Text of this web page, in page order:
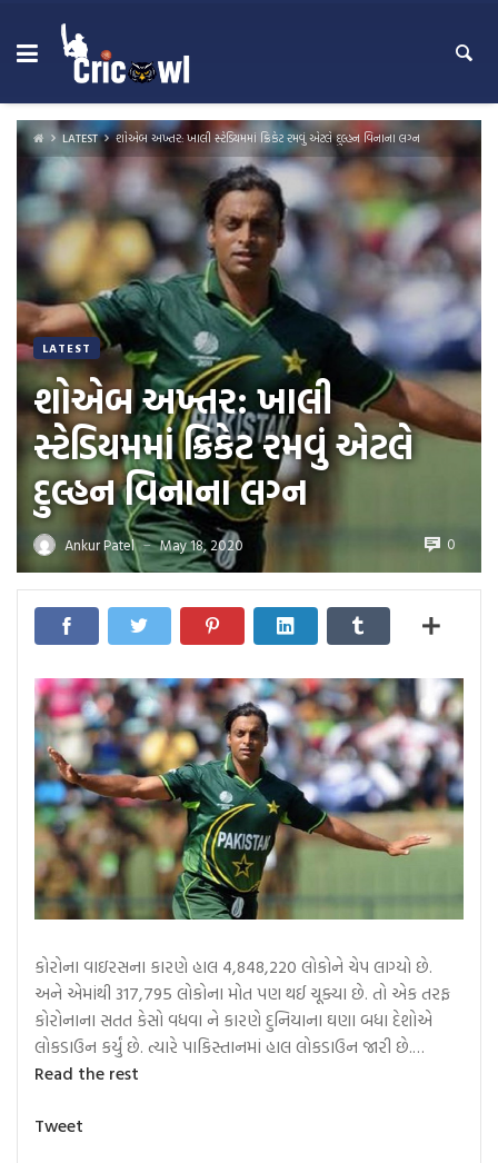
content
LATEST શોએબ અખ્તર: ખાલી સ્ટેડિયમમાં ક્રિકેટ રમવું એટલે દુલ્હન વિનાના લગ્ન
LATEST
શોએબ અખ્તર: ખાલી
સ્ટેડિયમમાં ક્રિકેટ રમવું એટલે
દુલ્હન વિનાના લગ્ન
Ankur Patel — May 18, 2020 0
કોરોના વાઇરસના કારણે હાલ 4,848,220 લોકોને ચેપ લાગ્યો છે.
અને એમાંથી 317,795 લોકોના મોત પણ થઈ ચૂક્યા છે. તો એક તરફ
કોરોનાના સતત કેસો વધવા ને કારણે દુનિયાના ઘણા બધા દેશોએ
લોકડાઉન કર્યું છે. ત્યારે પાકિસ્તાનમાં હાલ લોકડાઉન જારી છે.…
Read the rest
Tweet